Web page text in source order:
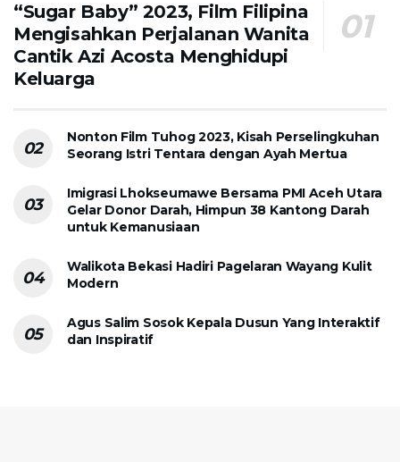
“Sugar Baby” 2023, Film Filipina
Mengisahkan Perjalanan Wanita
Cantik Azi Acosta Menghidupi
Keluarga
Nonton Film Tuhog 2023, Kisah Perselingkuhan
Seorang Istri Tentara dengan Ayah Mertua
Imigrasi Lhokseumawe Bersama PMI Aceh Utara
Gelar Donor Darah, Himpun 38 Kantong Darah
untuk Kemanusiaan
Walikota Bekasi Hadiri Pagelaran Wayang Kulit
Modern
Agus Salim Sosok Kepala Dusun Yang Interaktif
dan Inspiratif